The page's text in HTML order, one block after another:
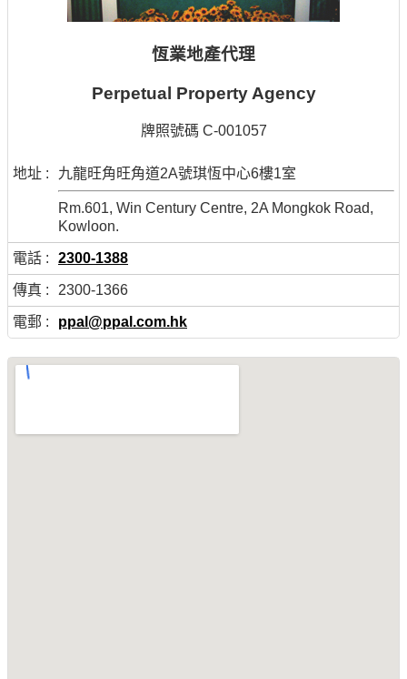
恆業地產代理
Perpetual Property Agency
牌照號碼 C-001057
地址 : 九龍旺角旺角道2A號琪恆中心6樓1室
Rm.601, Win Century Centre, 2A Mongkok Road,
Kowloon.
電話 : 2300-1388
傳真 : 2300-1366
電郵 : ppal@ppal.com.hk